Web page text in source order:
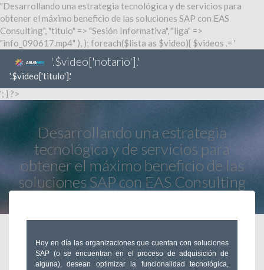
"Desarrollando una estrategia tecnológica y de servicios para
obtener el máximo beneficio de las soluciones SAP con EAS
Consulting", "titulo" => "Sesión Informativa", "liga" =>
"info_090617.mp4" ), ); foreach($lista as $video){ $videos .= '
'.$video['notario'].'
'.$video['titulo'].'
'; } ?>
Desarrollando una estrategia
tecnológica y de servicios para
obtener el máximo beneficio de las
soluciones SAP con EAS Consulting
Hoy en día las organizaciones que cuentan con soluciones
SAP (o se encuentran en el proceso de adquisición de
alguna), desean optimizar la funcionalidad tecnológica,